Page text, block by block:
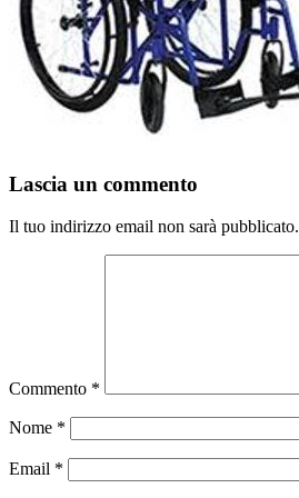
Lascia un commento
Il tuo indirizzo email non sarà pubblicato.
Commento *
Nome *
Email *